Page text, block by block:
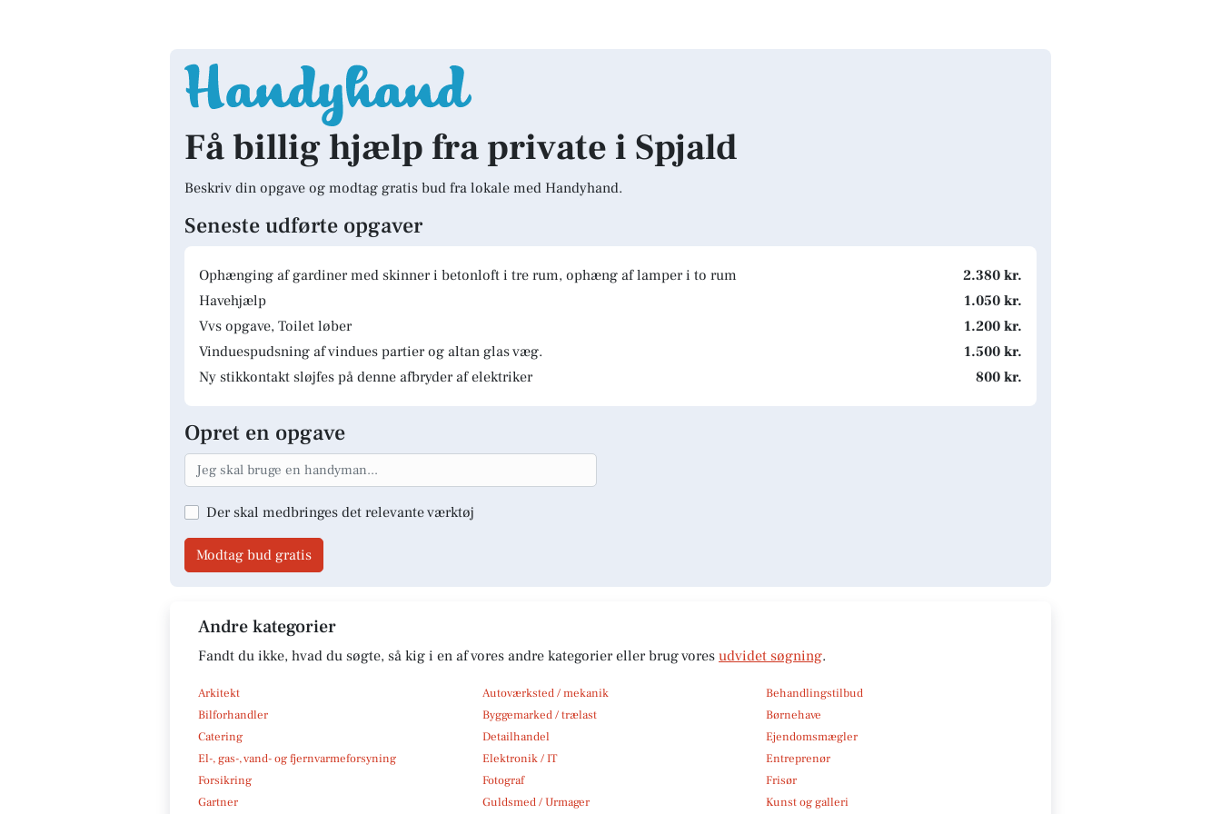
Få billig hjælp fra private i Spjald
Beskriv din opgave og modtag gratis bud fra lokale med Handyhand.
Seneste udførte opgaver
Ophænging af gardiner med skinner i betonloft i tre rum, ophæng af lamper i to rum
2.380 kr.
Havehjælp
1.050 kr.
Vvs opgave, Toilet løber
1.200 kr.
Vinduespudsning af vindues partier og altan glas væg.
1.500 kr.
Ny stikkontakt sløjfes på denne afbryder af elektriker
800 kr.
Opret en opgave
Der skal medbringes det relevante værktøj
Modtag bud gratis
Andre kategorier
Fandt du ikke, hvad du søgte, så kig i en af vores andre kategorier eller brug vores udvidet søgning.
Arkitekt Autoværksted / mekanik
Behandlingstilbud
Bilforhandler
Byggemarked / trælast
Børnehave
Catering
Detailhandel
Ejendomsmægler
El-, gas-, vand- og fjernvarmeforsyning
Elektronik / IT
Entreprenør
Forsikring
Fotograf
Frisør
Gartner
Guldsmed / Urmager Kunst og galleri